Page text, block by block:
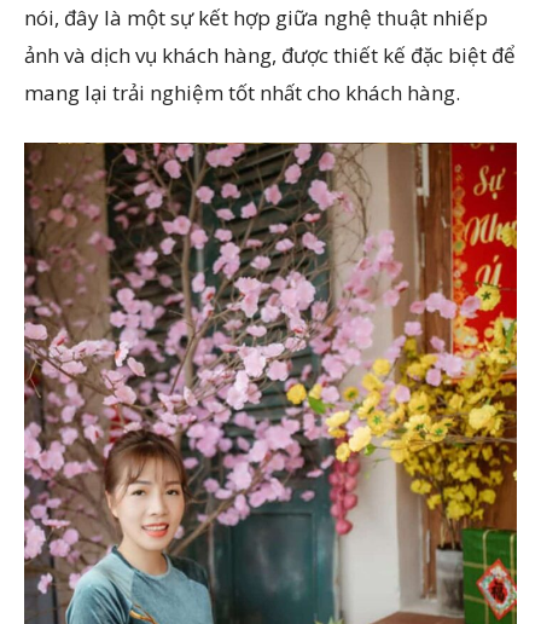
nói, đây là một sự kết hợp giữa nghệ thuật nhiếp
ảnh và dịch vụ khách hàng, được thiết kế đặc biệt để
mang lại trải nghiệm tốt nhất cho khách hàng.